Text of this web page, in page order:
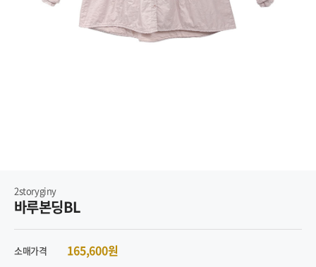
2storyginy
바루본딩BL
소매가격 165,600원